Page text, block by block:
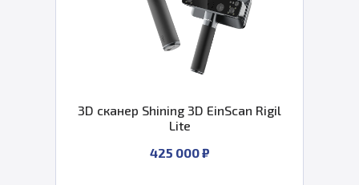
3D сканер Shining 3D EinScan Rigil
Lite
425 000 ₽